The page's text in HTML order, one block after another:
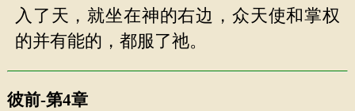
入了天，就坐在神的右边，众天使和掌权
的并有能的，都服了祂。
彼前-第4章